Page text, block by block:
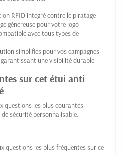
RFID intégré contre le piratage
généreuse pour votre logo
avec tous types de
simplifiés pour vos campagnes
une visibilité durable
sur cet étui anti
questions les plus courantes
sécurité personnalisable.
questions les plus fréquentes sur ce